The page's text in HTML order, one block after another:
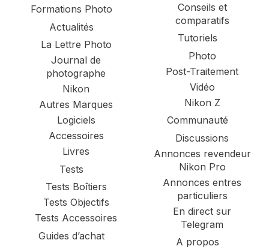
Formations Photo
Actualités
La Lettre Photo
Journal de
photographe
Nikon
Autres Marques
Logiciels
Accessoires
Livres
Tests
Tests Boîtiers
Tests Objectifs
Tests Accessoires
Guides d’achat
Conseils et
comparatifs
Tutoriels
Photo
Post-Traitement
Vidéo
Nikon Z
Communauté
Discussions
Annonces revendeur
Nikon Pro
Annonces entres
particuliers
En direct sur
Telegram
A propos